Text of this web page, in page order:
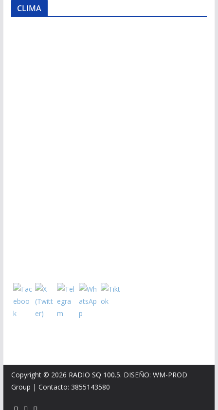
CLIMA
Copyright © 2026 RADIO SQ 100.5. DISEÑO: WM-PROD
Group | Contacto: 3855143580